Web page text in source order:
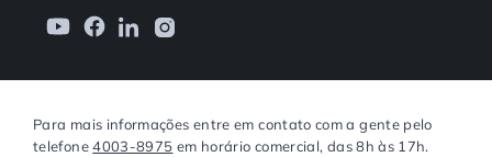
Para mais informações entre em contato com a gente pelo
telefone4003-8975 em horário comercial, das 8h às 17h.